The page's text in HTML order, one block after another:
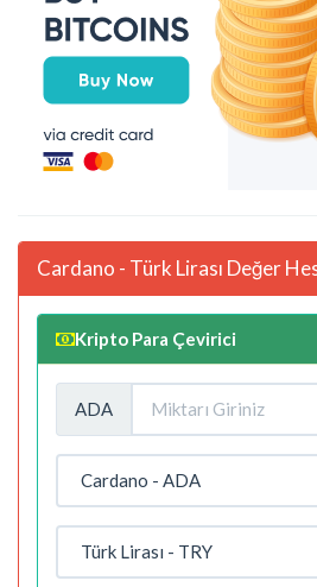
Cardano - Türk Lirası Değer
Kripto Para Çevirici
ADA